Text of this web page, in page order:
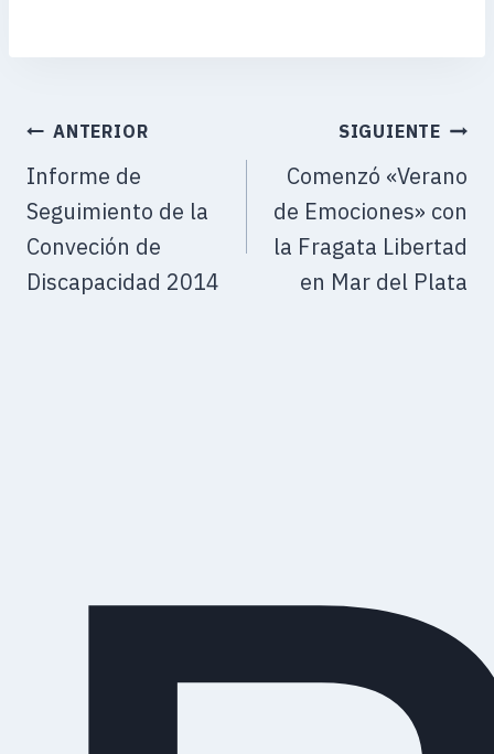
ANTERIOR
Informe de
Seguimiento de la
Conveción de
Discapacidad 2014
SIGUIENTE
Comenzó «Verano
de Emociones» con
la Fragata Libertad
en Mar del Plata